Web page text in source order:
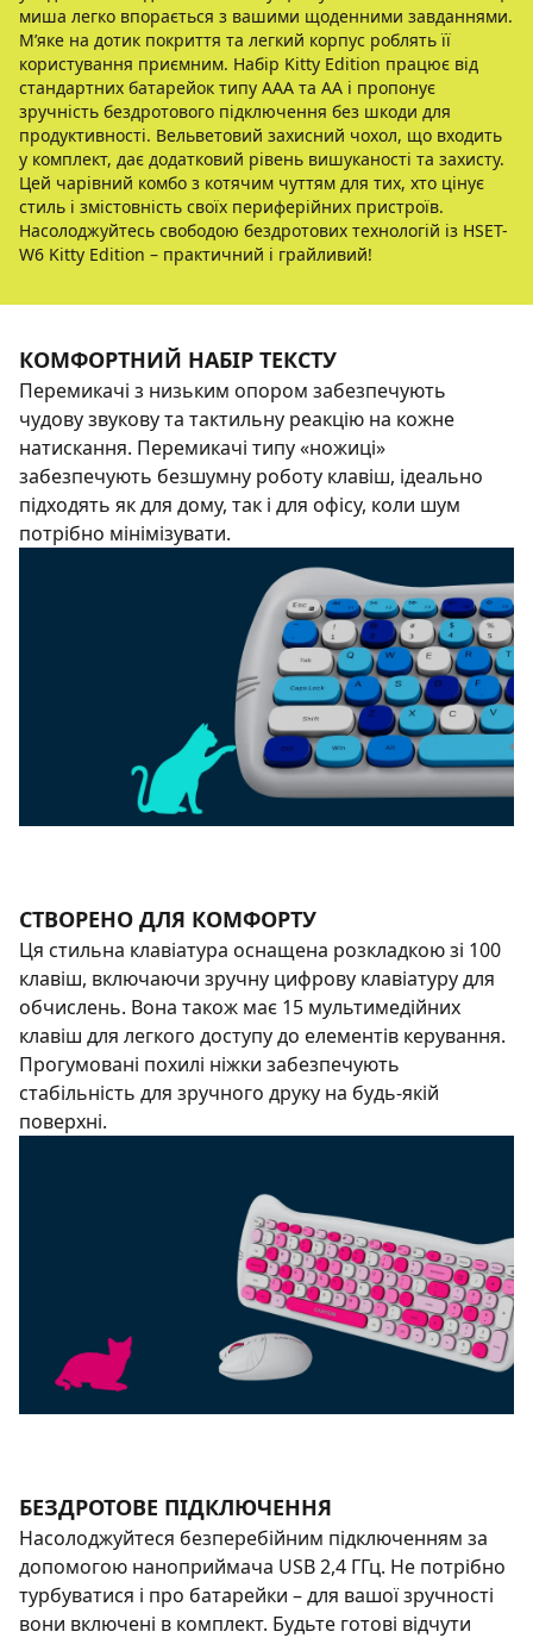
миша легко впорається з вашими щоденними завданнями.
М’яке на дотик покриття та легкий корпус роблять її
користування приємним. Набір Kitty Edition працює від
стандартних батарейок типу AAA та AA і пропонує
зручність бездротового підключення без шкоди для
продуктивності. Вельветовий захисний чохол, що входить
у комплект, дає додатковий рівень вишуканості та захисту.
Цей чарівний комбо з котячим чуттям для тих, хто цінує
стиль і змістовність своїх периферійних пристроїв.
Насолоджуйтесь свободою бездротових технологій із HSET-
W6 Kitty Edition – практичний і грайливий!
КОМФОРТНИЙ НАБІР ТЕКСТУ
Перемикачі з низьким опором забезпечують
чудову звукову та тактильну реакцію на кожне
натискання. Перемикачі типу «ножиці»
забезпечують безшумну роботу клавіш, ідеально
підходять як для дому, так і для офісу, коли шум
потрібно мінімізувати.
СТВОРЕНО ДЛЯ КОМФОРТУ
Ця стильна клавіатура оснащена розкладкою зі 100
клавіш, включаючи зручну цифрову клавіатуру для
обчислень. Вона також має 15 мультимедійних
клавіш для легкого доступу до елементів керування.
Прогумовані похилі ніжки забезпечують
стабільність для зручного друку на будь-якій
поверхні.
БЕЗДРОТОВЕ ПІДКЛЮЧЕННЯ
Насолоджуйтеся безперебійним підключенням за
допомогою наноприймача USB 2,4 ГГц. Не потрібно
турбуватися і про батарейки – для вашої зручності
вони включені в комплект. Будьте готові відчути